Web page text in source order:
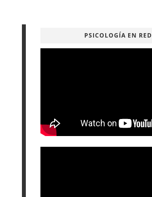
PSICOLOGÍA EN RED